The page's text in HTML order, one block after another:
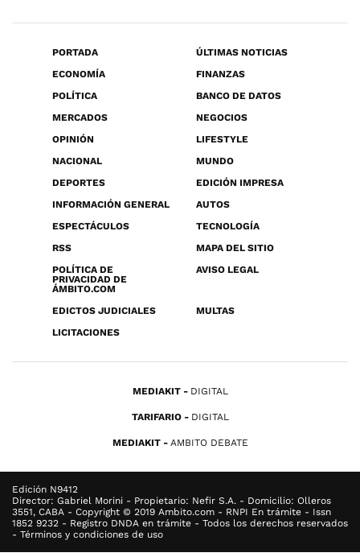
PORTADA
ÚLTIMAS NOTICIAS
ECONOMÍA
FINANZAS
POLÍTICA
BANCO DE DATOS
MERCADOS
NEGOCIOS
OPINIÓN
LIFESTYLE
NACIONAL
MUNDO
DEPORTES
EDICIÓN IMPRESA
INFORMACIÓN GENERAL
AUTOS
ESPECTÁCULOS
TECNOLOGÍA
RSS
MAPA DEL SITIO
POLÍTICA DE
PRIVACIDAD DE
ÁMBITO.COM
AVISO LEGAL
EDICTOS JUDICIALES
MULTAS
LICITACIONES
MEDIAKIT DIGITAL
TARIFARIO DIGITAL
MEDIAKIT AMBITO DEBATE
Edición N9412
Director: Gabriel Morini - Propietario: Nefir S.A. - Domicilio: Olleros
3551, CABA - Copyright © 2019 Ambito.com - RNPI En trámite - Issn
1852 9232 - Registro DNDA en trámite - Todos los derechos reservados
- Términos y condiciones de uso